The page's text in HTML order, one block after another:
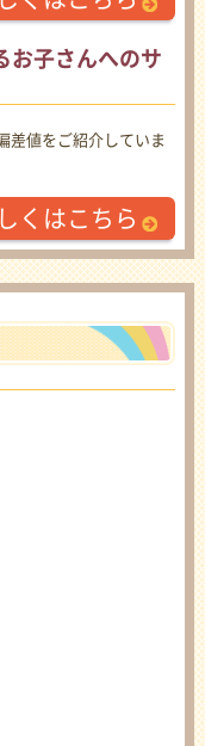
お子さんへのサ
差値をご紹介していま
くはこちら